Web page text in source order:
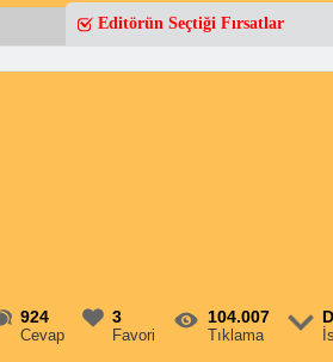
Editörün Seçtiği Fırsatlar
924
Cevap
3
Favori
104.007
Tıklama